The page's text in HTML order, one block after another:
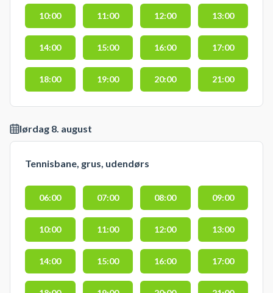
10:00 11:00 12:00 13:00
14:00 15:00 16:00 17:00
18:00 19:00 20:00 21:00
lørdag 8. august
Tennisbane, grus, udendørs
06:00 07:00 08:00 09:00
10:00 11:00 12:00 13:00
14:00 15:00 16:00 17:00